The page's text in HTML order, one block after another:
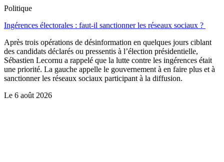
Politique
Ingérences électorales : faut-il sanctionner les réseaux sociaux ?
Après trois opérations de désinformation en quelques jours ciblant
des candidats déclarés ou pressentis à l’élection présidentielle,
Sébastien Lecornu a rappelé que la lutte contre les ingérences était
une priorité. La gauche appelle le gouvernement à en faire plus et à
sanctionner les réseaux sociaux participant à la diffusion.
Le 6 août 2026